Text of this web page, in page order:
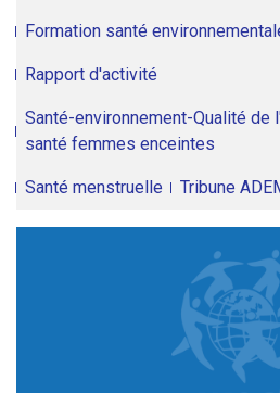
Formation santé
Rapport d'activité
Santé-environnement-Qualité de
santé femmes enceintes
Santé menstruelle Tribune